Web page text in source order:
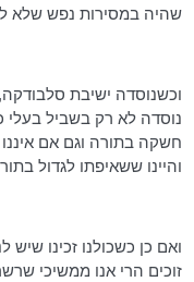
שהיה במסירות נפש שלא
וכשנוסדה ישיבת סלבודקה
נוסדה לא רק בשביל בעלי
חשקה בתורה וגם אם
והיינו ששאיפתו לגדול
ואם כן כשכולנו זכינו שיש
זוכים הרי אנו ממשיכי